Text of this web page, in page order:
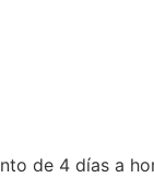
de 4 días a